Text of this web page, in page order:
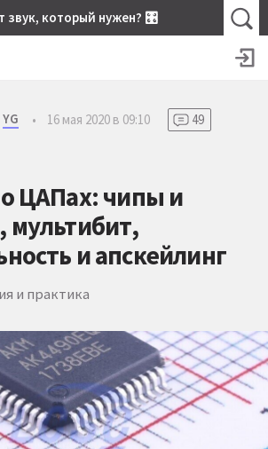
звук, который нужен? 🎛
YG • 16 мая 2020 в 09:10
49
ЦАПах: чипы и
и апскейлинг
и практика